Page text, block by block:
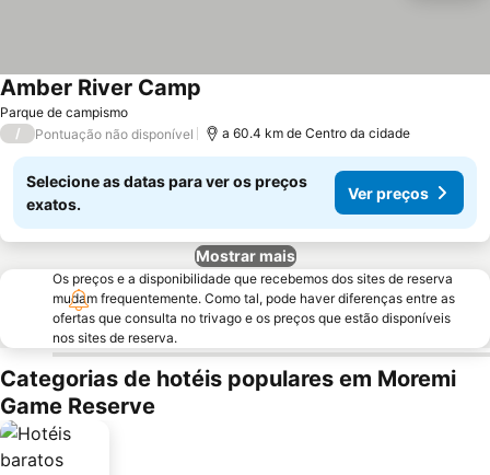
Parque de campismo
Amber River Camp
/ Pontuação não disponível a 60.4 km de Centro da cidade
Selecione as datas para ver os preços
exatos.
Ver preços
Mostrar mais
Os preços e a disponibilidade que recebemos dos sites de reserva
mudam frequentemente. Como tal, pode haver diferenças entre as
ofertas que consulta no trivago e os preços que estão disponíveis
nos sites de reserva.
Categorias de hotéis populares em Moremi
Game Reserve